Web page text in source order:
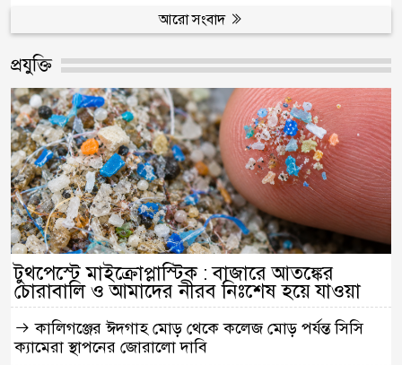
আরো সংবাদ
প্রযুক্তি
টুথপেস্টে মাইক্রোপ্লাস্টিক : বাজারে আতঙ্কের
চোরাবালি ও আমাদের নীরব নিঃশেষ হয়ে যাওয়া
কালিগঞ্জের ঈদগাহ মোড় থেকে কলেজ মোড় পর্যন্ত সিসি
ক্যামেরা স্থাপনের জোরালো দাবি